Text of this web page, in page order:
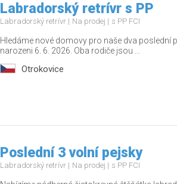
Labradorský retrívr s PP
Labradorský retrívr Na prodej s PP FCI
Hledáme nové domovy pro naše dva poslední
narozeni 6. 6. 2026. Oba rodiče jsou ...
Otrokovice
Poslední 3 volní pejsky
Labradorský retrívr Na prodej s PP FCI